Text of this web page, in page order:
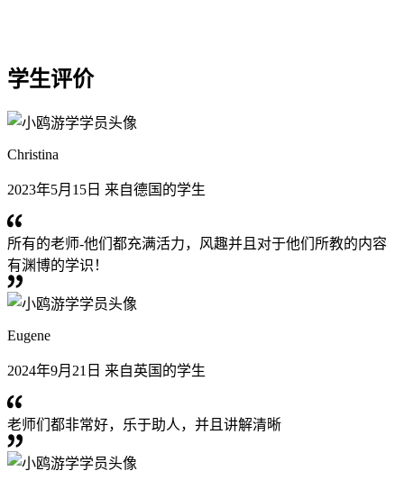
学生评价
Christina
2023年5月15日 来自德国的学生
所有的老师-他们都充满活力，风趣并且对于他们所教的内容
有渊博的学识！
Eugene
2024年9月21日 来自英国的学生
老师们都非常好，乐于助人，并且讲解清晰